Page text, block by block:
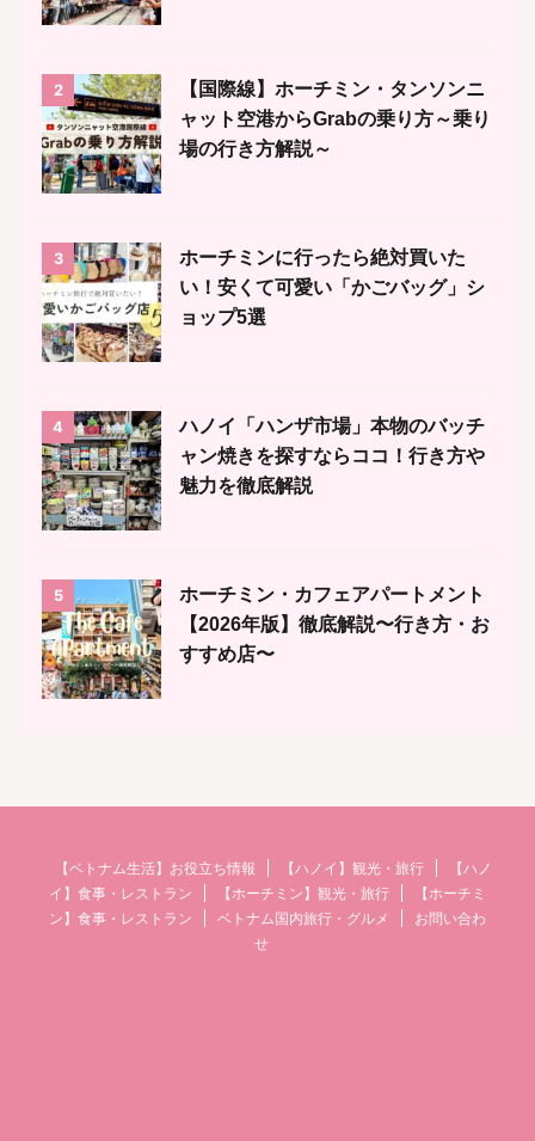
2
【国際線】ホーチミン・タンソンニ
ャット空港からGrabの乗り方～乗り
場の行き方解説～
3
ホーチミンに行ったら絶対買いた
い！安くて可愛い「かごバッグ」シ
ョップ5選
4
ハノイ「ハンザ市場」本物のバッチ
ャン焼きを探すならココ！行き方や
魅力を徹底解説
5
ホーチミン・カフェアパートメント
【2026年版】徹底解説〜行き方・お
すすめ店〜
【ベトナム生活】お役立ち情報 【ハノイ】観光・旅行
【ハノ
イ】食事・レストラン
【ホーチミン】観光・旅行
【ホーチミ
ン】食事・レストラン
ベトナム国内旅行・グルメ
お問い合わ
せ